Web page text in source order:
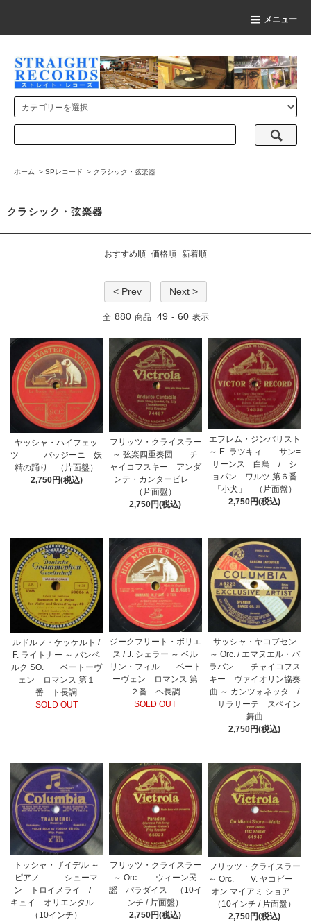
メニュー
ホーム > SPレコード > クラシック・弦楽器
クラシック・弦楽器
おすすめ順 価格順 新着順
< Prev Next >
全 880 商品 49 - 60 表示
ヤッシャ・ハイフェッ
ツ バッジーニ 妖
精の踊り （片面盤）
2,750円(税込)
フリッツ・クライスラー
～ 弦楽四重奏団 チ
ャイコフスキー アンダ
ンテ・カンタービレ
（片面盤）
2,750円(税込)
エフレム・ジンバリスト
～ E. ラツキィ サン=
サーンス 白鳥 / シ
ョパン ワルツ 第６番
「小犬」 （片面盤）
2,750円(税込)
ルドルフ・ケッケルト /
F. ライトナー ～ バンベ
ルク SO. ベートーヴ
ェン ロマンス 第１
番 ト長調
SOLD OUT
ジークフリート・ボリエ
ス / J. シェラー ～ ベル
リン・フィル ベート
ーヴェン ロマンス 第
２番 ヘ長調
SOLD OUT
サッシャ・ヤコブセン
～ Orc. / エマヌエル・バ
ラバン チャイコフス
キー ヴァイオリン協奏
曲 ～ カンツォネッタ /
サラサーテ スペイン
舞曲
2,750円(税込)
トッシャ・ザイデル ～
ピアノ シューマ
ン トロイメライ /
キュイ オリエンタル
（10インチ）
フリッツ・クライスラー
～ Orc. ウィーン民
謡 パラダイス （10イ
ンチ / 片面盤）
2,750円(税込)
フリッツ・クライスラー
～ Orc. V. ヤコビー
オン マイアミ ショア
（10インチ / 片面盤）
2,750円(税込)